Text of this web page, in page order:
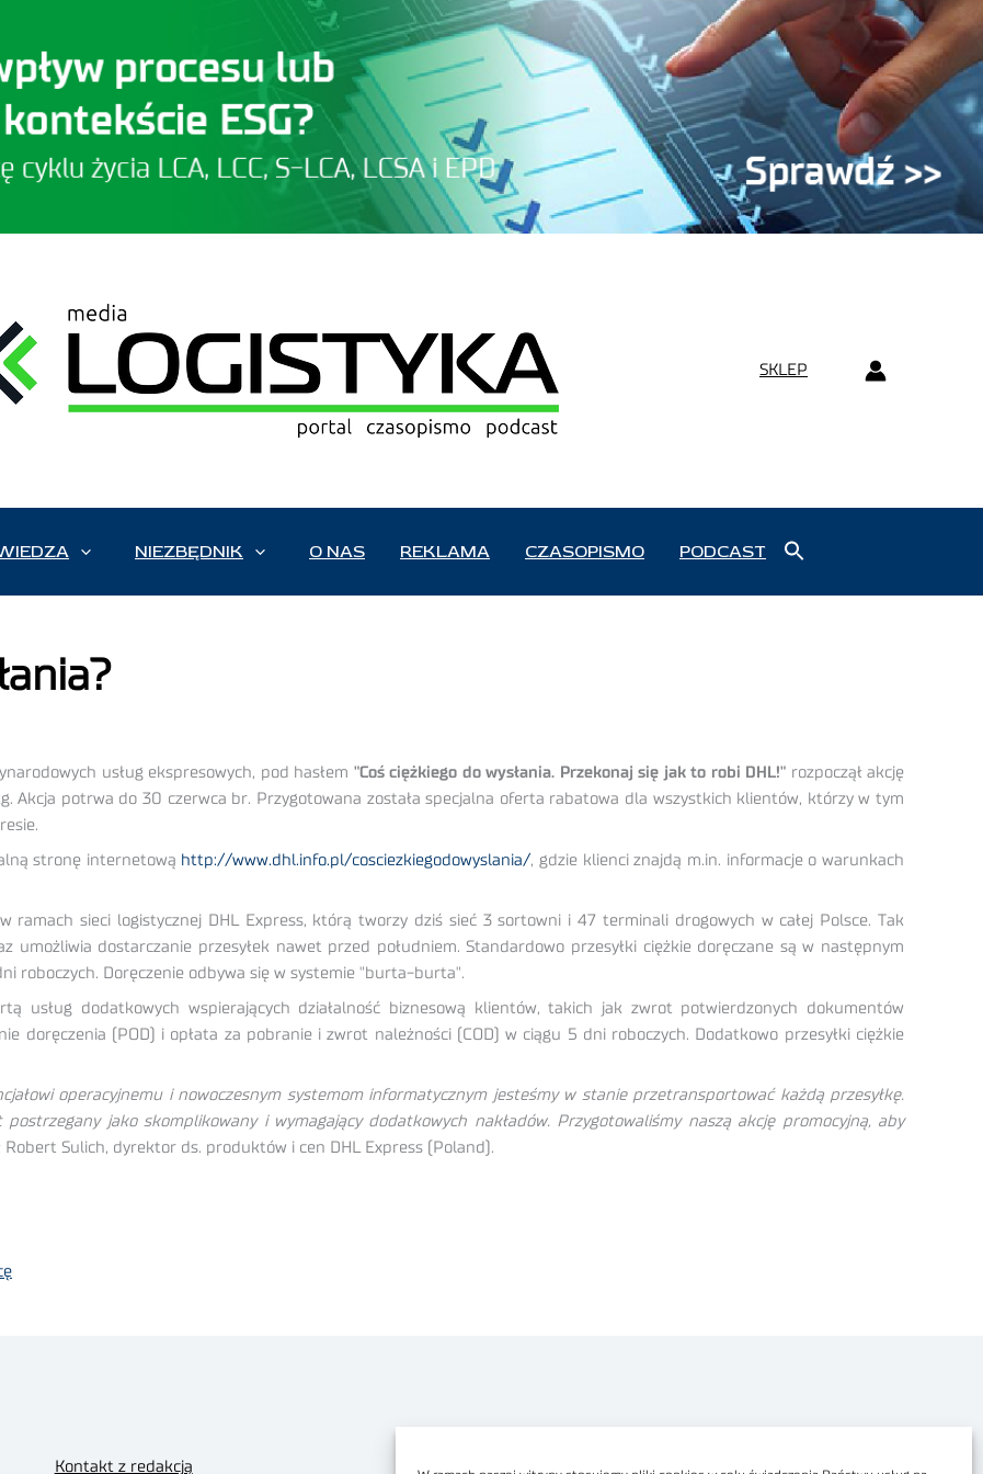
SKLEP
NIEZBĘDNIK O NAS REKLAMA CZASOPISMO PODCAST
usług ekspresowych, pod hasłem "Coś ciężkiego do wysłania. Przekonaj się jak to robi DHL!" rozpoczął akcję
Akcja potrwa do 30 czerwca br. Przygotowana została specjalna oferta rabatowa dla wszystkich klientów, którzy w tym
stronę internetową http://www.dhl.info.pl/cosciezkiegodowyslania/, gdzie klienci znajdą m.in. informacje o warunkach
ramach sieci logistycznej DHL Express, którą tworzy dziś sieć 3 sortowni i 47 terminali drogowych w całej Polsce. Tak
umożliwia dostarczanie przesyłek nawet przed południem. Standardowo przesyłki ciężkie doręczane są w następnym
roboczych. Doręczenie odbywa się w systemie "burta-burta".
usług dodatkowych wspierających działalność biznesową klientów, takich jak zwrot potwierdzonych dokumentów
doręczenia (POD) i opłata za pobranie i zwrot należności (COD) w ciągu 5 dni roboczych. Dodatkowo przesyłki ciężkie
operacyjnemu i nowoczesnym systemom informatycznym jesteśmy w stanie przetransportować każdą przesyłkę.
jako skomplikowany i wymagający dodatkowych nakładów. Przygotowaliśmy naszą akcję promocyjną, aby
Robert Sulich, dyrektor ds. produktów i cen DHL Express (Poland).
Kontakt z redakcją